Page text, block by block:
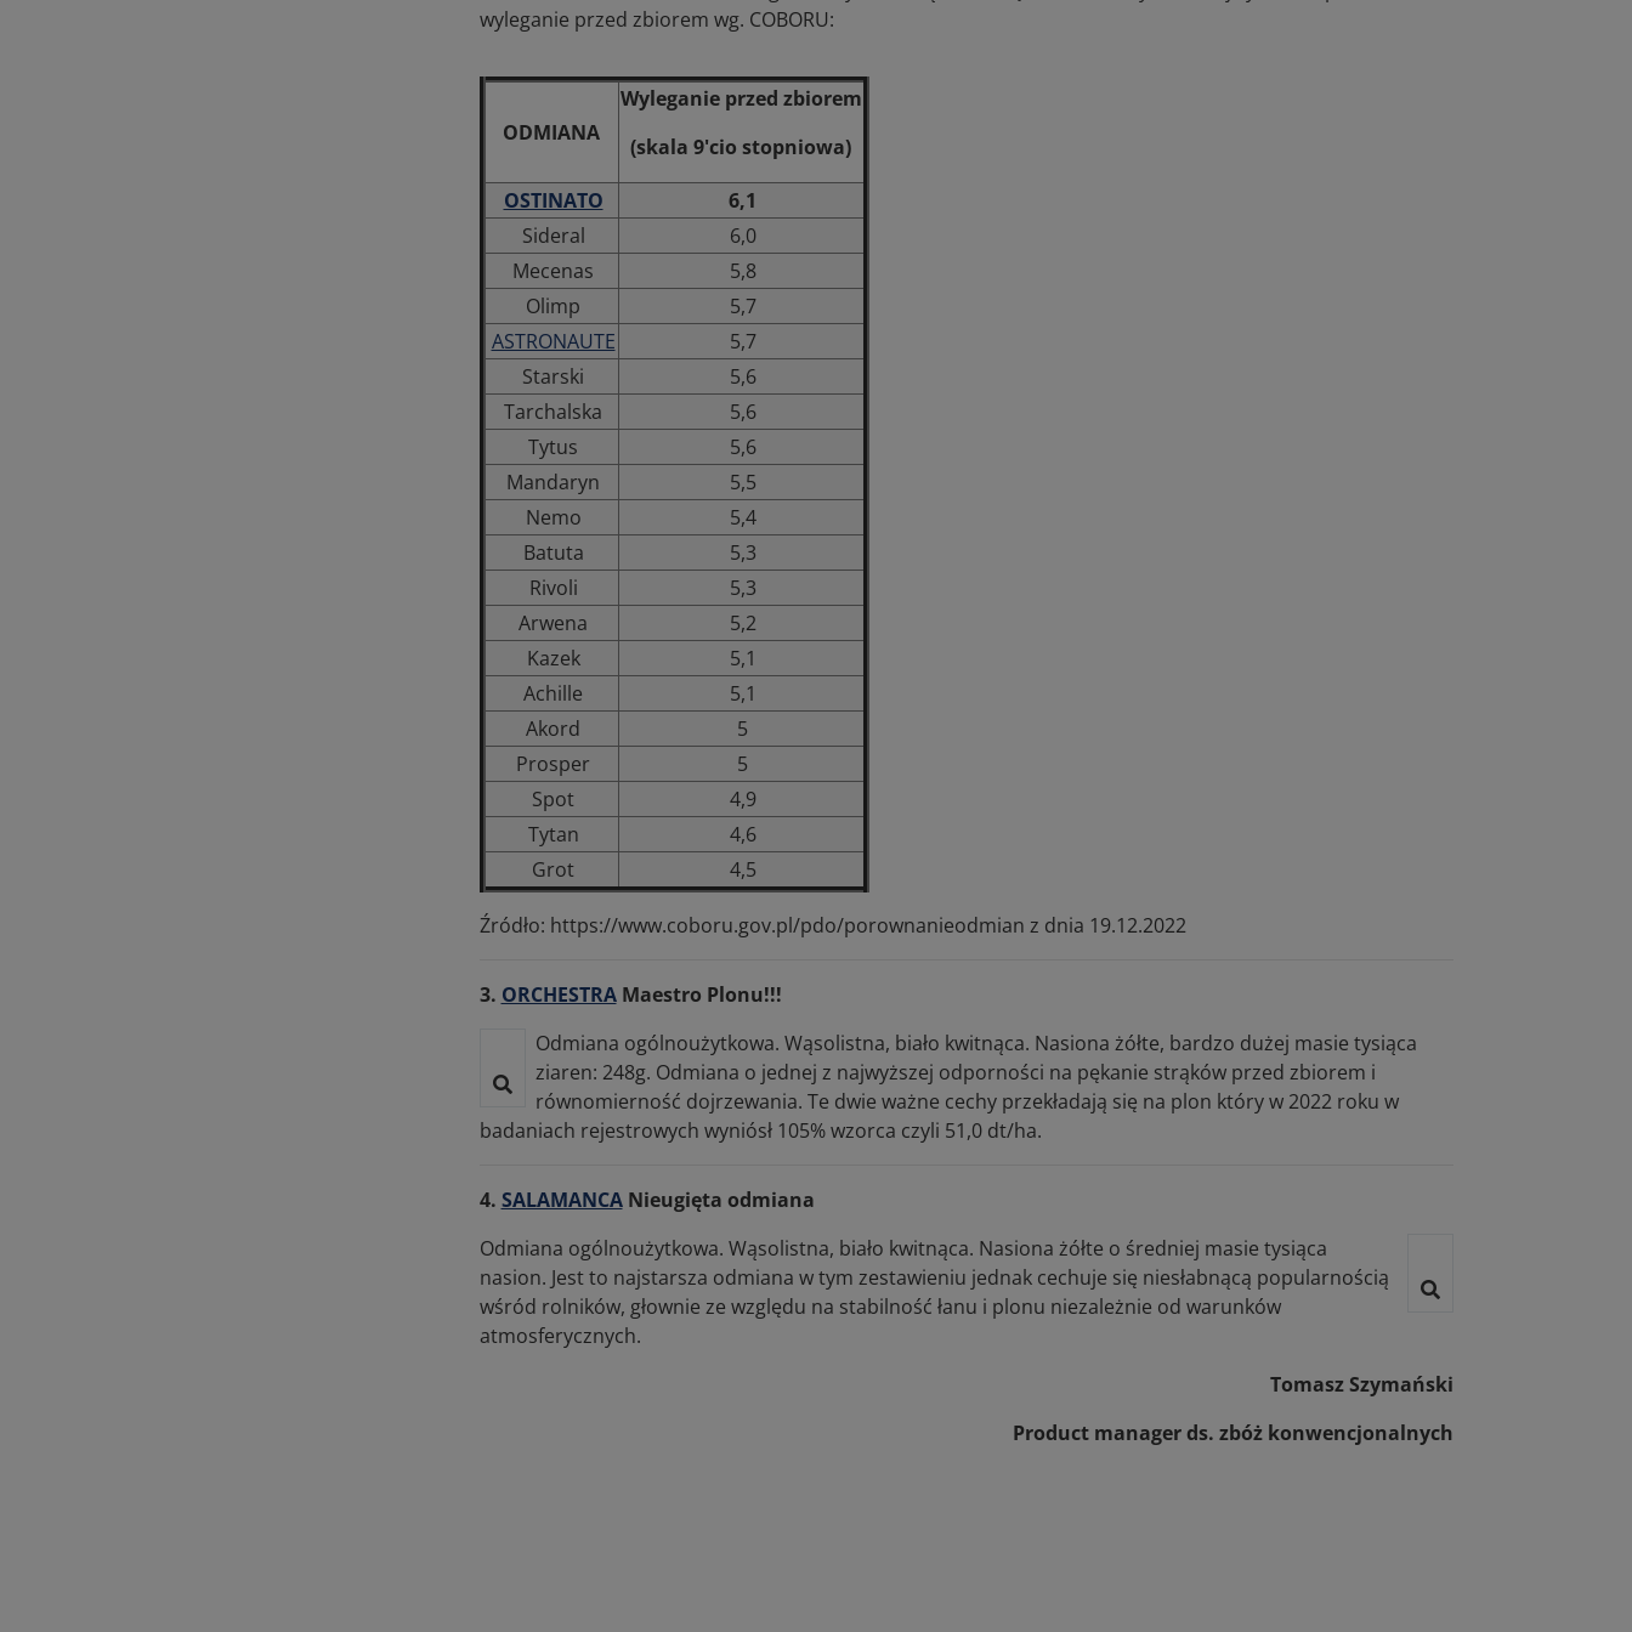
wyleganie przed zbiorem wg. COBORU:
ODMIANA
Wyleganie przed zbiorem
(skala 9'cio stopniowa)
OSTINATO
6,1
Sideral
6,0
Mecenas
5,8
Olimp
5,7
ASTRONAUTE
5,7
Starski
5,6
Tarchalska
5,6
Tytus
5,6
Mandaryn
5,5
Nemo
5,4
Batuta
5,3
Rivoli
5,3
Arwena
5,2
Kazek
5,1
Achille
5,1
Akord
5
Prosper
5
Spot
4,9
Tytan
4,6
Grot
4,5
Źródło: https://www.coboru.gov.pl/pdo/porownanieodmian z dnia 19.12.2022
3. ORCHESTRAMaestro Plonu!!!
Odmiana ogólnoużytkowa. Wąsolistna, biało kwitnąca. Nasiona żółte, bardzo dużej masie tysiąca
ziaren: 248g. Odmiana o jednej z najwyższej odporności na pękanie strąków przed zbiorem i
równomierność dojrzewania. Te dwie ważne cechy przekładają się na plon który w 2022 roku w
badaniach rejestrowych wyniósł 105% wzorca czyli 51,0 dt/ha.
4. SALAMANCANieugięta odmiana
Odmiana ogólnoużytkowa. Wąsolistna, biało kwitnąca. Nasiona żółte o średniej masie tysiąca
nasion. Jest to najstarsza odmiana w tym zestawieniu jednak cechuje się niesłabnącą popularnością
wśród rolników, głownie ze względu na stabilność łanu i plonu niezależnie od warunków
atmosferycznych.
Tomasz Szymański
Product manager ds. zbóż konwencjonalnych